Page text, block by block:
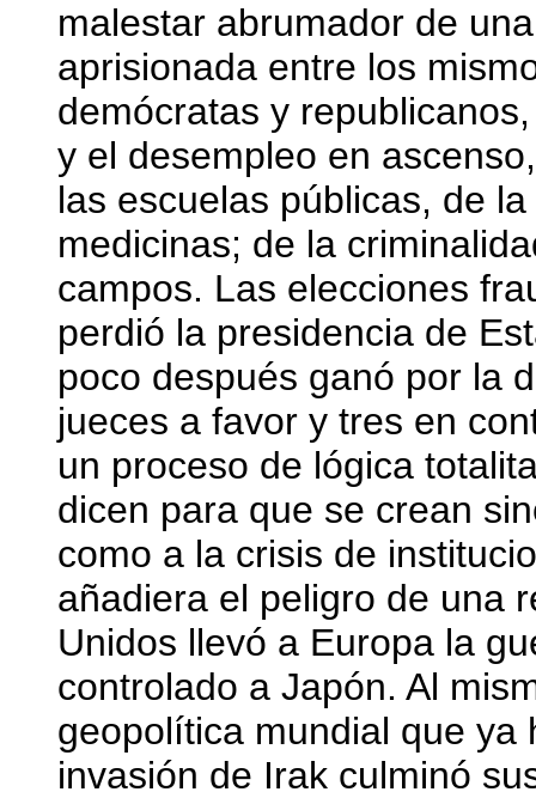
malestar abrumador de
aprisionada entre los
demócratas y
y el desempleo en
las escuelas públicas, de
medicinas; de la
campos. Las elecciones
perdió la presidencia de
poco después ganó por la
jueces a favor y tres en
un proceso de lógica
dicen para que se crean
como a la crisis de
añadiera el peligro de una
Unidos llevó a Europa la
controlado a Japón. Al
geopolítica mundial que ya
invasión de Irak culminó